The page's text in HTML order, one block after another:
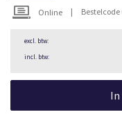
Online | Bestelcode